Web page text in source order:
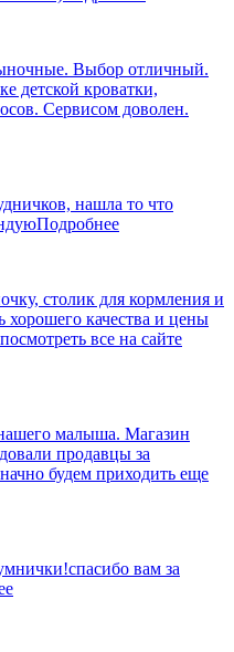
Выбор отличный.
детской кроватки,
Сервисом доволен.
нашла то что
Подробнее
столик для кормления и
хорошего качества и цены
все на сайте
малыша. Магазин
продавцы за
будем приходить еще
вам за